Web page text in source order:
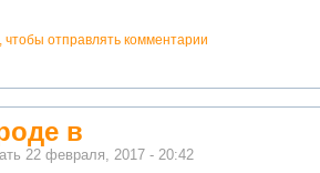
, чтобы отправлять комментарии
в
22 февраля, 2017 - 20:42